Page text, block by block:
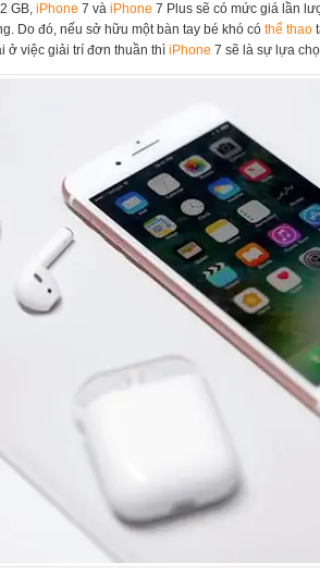
GB, i Phone 7 và i Phone 7 Plus sẽ có mức giá lần
Do đó, nếu sở hữu một bàn tay bé khó có thể thao
ở việc giải trí đơn thuần thì i Phone 7 sẽ là sự lựa